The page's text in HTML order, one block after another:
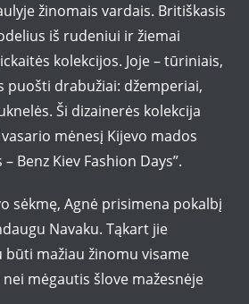
žinomais vardais. Britiškasis
iš rudeniui ir žiemai
kolekcijos. Joje – tūriniais,
puošti drabužiai: džemperiai,
Ši dizainerės kolekcija
mėnesį Kijevo mados
Benz Kiev Fashion Days”.
sėkmę, Agnė prisimena pokalbį
Navaku. Tąkart jie
būti mažiau žinomu visame
mėgautis šlove mažesnėje